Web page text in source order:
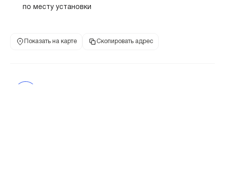
по месту установки
Показать на карте Скопировать адрес